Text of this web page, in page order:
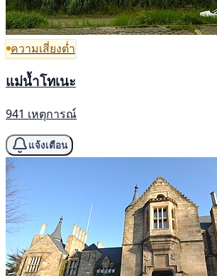
ความเสี่ยงต่ำ
แม่น้ำโทเนะ
941 เหตุการณ์
แจ้งเตือน